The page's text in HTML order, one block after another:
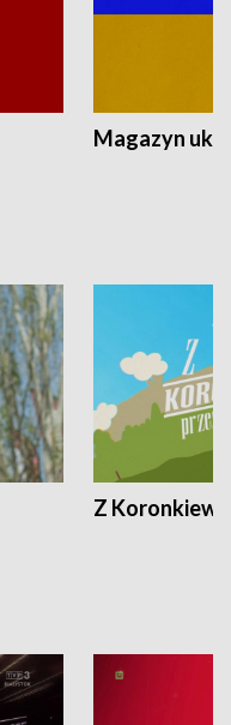
Magazyn
Z